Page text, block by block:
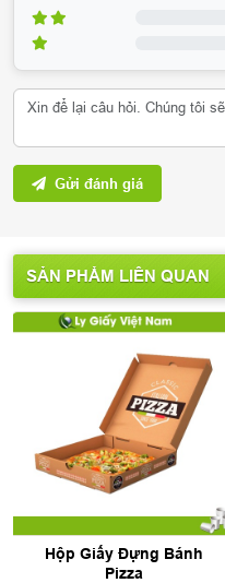
Gửi đánh giá
SẢN PHẨM LIÊN QUAN
Hộp Giấy Đựng Bánh
Pizza